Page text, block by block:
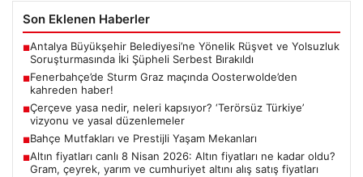
Son Eklenen Haberler
■Antalya Büyükşehir Belediyesi’ne Yönelik Rüşvet ve Yolsuzluk
Soruşturmasında İki Şüpheli Serbest Bırakıldı
■Fenerbahçe’de Sturm Graz maçında Oosterwolde’den
kahreden haber!
■Çerçeve yasa nedir, neleri kapsıyor? ‘Terörsüz Türkiye’
vizyonu ve yasal düzenlemeler
■Bahçe Mutfakları ve Prestijli Yaşam Mekanları
■Altın fiyatları canlı 8 Nisan 2026: Altın fiyatları ne kadar oldu?
Gram, çeyrek, yarım ve cumhuriyet altını alış satış fiyatları